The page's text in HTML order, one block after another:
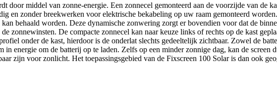
door middel van zonne-energie. Een zonnecel gemonteerd aan de voorzijde van de
en zonder breekwerken voor elektrische bekabeling op uw raam gemonteerd
behaald worden. Deze dynamische zonwering zorgt er bovendien voor dat de
zonnewinsten. De compacte zonnecel kan naar keuze links of rechts op de kast
onder de kast, hierdoor is de onderlat slechts gedeeltelijk zichtbaar. Zowel de
energie om de batterij op te laden. Zelfs op een minder zonnige dag, kan de screen
zijn voor zonlicht. Het toepassingsgebied van de Fixscreen 100 Solar is dan ook